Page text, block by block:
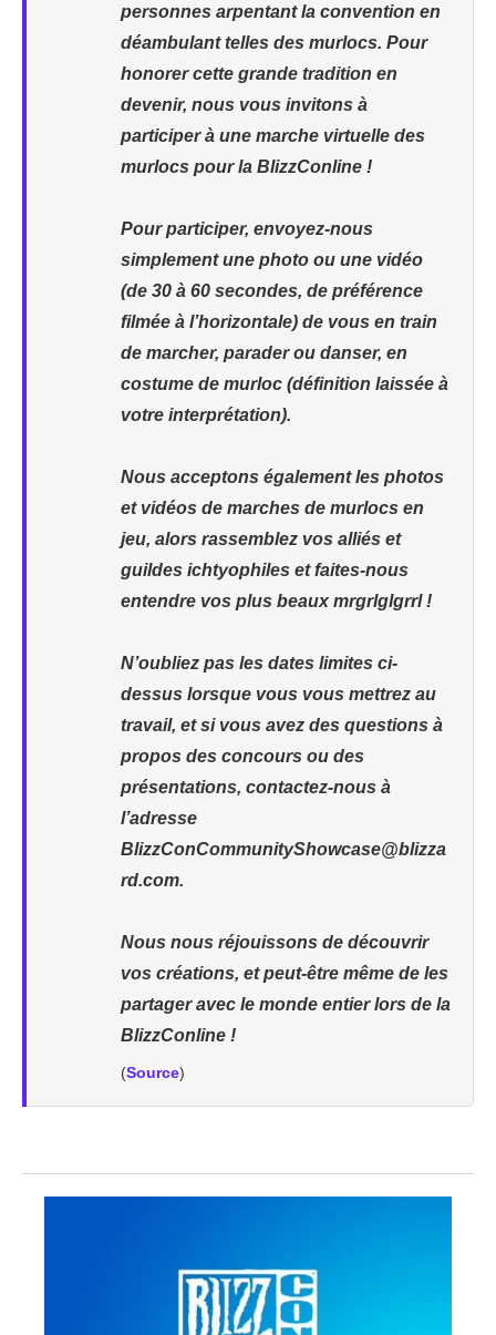
personnes arpentant la convention en
déambulant telles des murlocs. Pour
honorer cette grande tradition en
devenir, nous vous invitons à
participer à une marche virtuelle des
murlocs pour la BlizzConline !
Pour participer, envoyez-nous
simplement une photo ou une vidéo
(de 30 à 60 secondes, de préférence
filmée à l’horizontale) de vous en train
de marcher, parader ou danser, en
costume de murloc (définition laissée à
votre interprétation).
Nous acceptons également les photos
et vidéos de marches de murlocs en
jeu, alors rassemblez vos alliés et
guildes ichtyophiles et faites-nous
entendre vos plus beaux mrgrlglgrrl !
N’oubliez pas les dates limites ci-
dessus lorsque vous vous mettrez au
travail, et si vous avez des questions à
propos des concours ou des
présentations, contactez-nous à
l’adresse
BlizzConCommunityShowcase@blizza
rd.com.
Nous nous réjouissons de découvrir
vos créations, et peut-être même de les
partager avec le monde entier lors de la
BlizzConline !
(Source)